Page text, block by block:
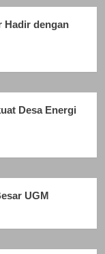
Hadir dengan
Desa Energi
UGM